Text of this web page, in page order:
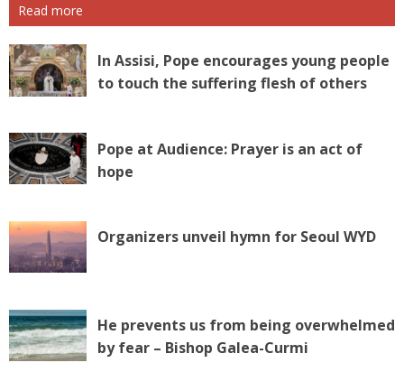
Read more
In Assisi, Pope encourages young people
to touch the suffering flesh of others
Pope at Audience: Prayer is an act of
hope
Organizers unveil hymn for Seoul WYD
He prevents us from being overwhelmed
by fear – Bishop Galea-Curmi